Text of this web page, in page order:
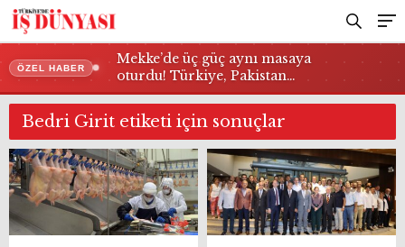
ÖZEL HABER
Mekke’de üç güç aynı masaya
oturdu! Türkiye, Pakistan…
Bedri Girit etiketi için sonuçlar